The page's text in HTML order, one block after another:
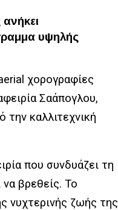
υψηλής
χορογραφίες
Σαάπογλου,
την καλλιτεχνική
που συνδυάζει τη
βρεθείς. Το
νυχτερινής ζωής της